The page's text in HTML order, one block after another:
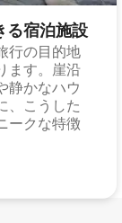
る宿⁠泊施⁠設
行の目的地
ます。崖沿
静かなハウ
、こうした
ークな特徴